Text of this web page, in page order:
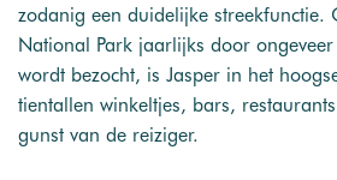
zodanig een duidelijke streekfunctie.
National Park jaarlijks door
wordt bezocht, is Jasper in het
tientallen winkeltjes, bars,
gunst van de reiziger.